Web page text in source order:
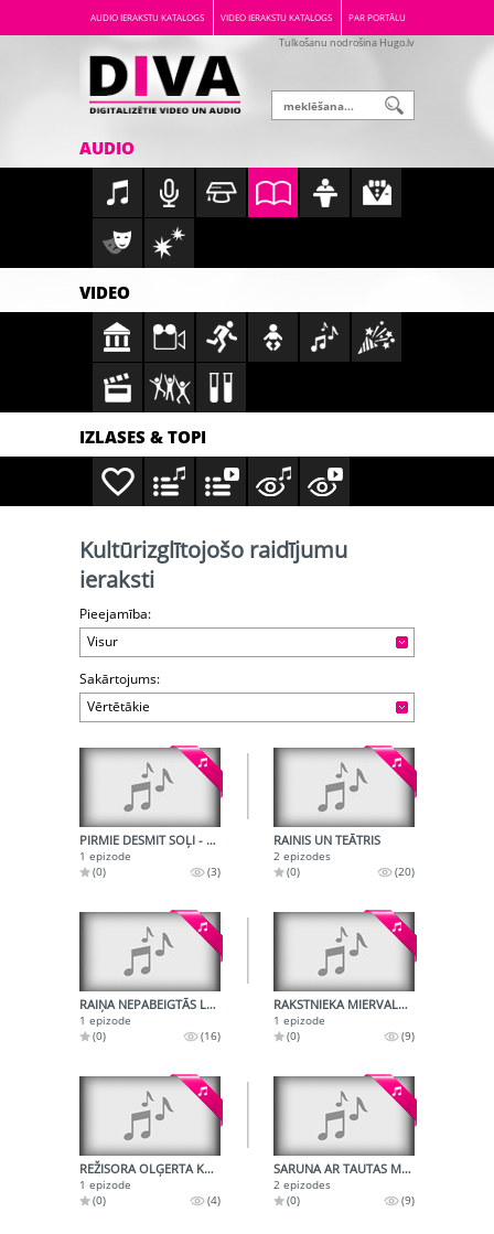
AUDIO IERAKSTU KATALOGS VIDEO IERAKSTU KATALOGS PAR PORTĀLU
Tulkošanu nodrošina Hugo.lv
AUDIO
VIDEO
IZLASES & TOPI
Kultūrizglītojošo raidījumu
ieraksti
Pieejamība:
Visur
Sakārtojums:
Vērtētākie
PIRMIE DESMIT SOĻI - PAR ROBERTU ZĒBERGU
1 epizode
(0)
(3)
RAINIS UN TEĀTRIS
2 epizodes
(0)
(20)
RAIŅA NEPABEIGTĀS LUGAS: ALEKSANDRS, KURBADS, GILGAMEŠS, LIELAIS ZAGLIS TUTHANS
1 epizode
(0)
(16)
RAKSTNIEKA MIERVALDA BIRZES DRAMATURĢIJA
1 epizode
(0)
(9)
REŽISORA OLĢERTA KRODERA DAIĻRADE
1 epizode
(0)
(4)
SARUNA AR TAUTAS MĀKSLINIECI MAIJU TABAKU
2 epizodes
(0)
(9)